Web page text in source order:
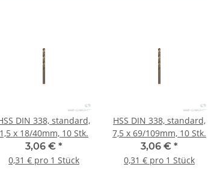
DIN 338, standard,
1,5 x 18/40mm, 10 Stk.
3,06 € *
0,31 € pro 1 Stück
HSS DIN 338, standard,
7,5 x 69/109mm, 10 Stk.
3,06 € *
0,31 € pro 1 Stück